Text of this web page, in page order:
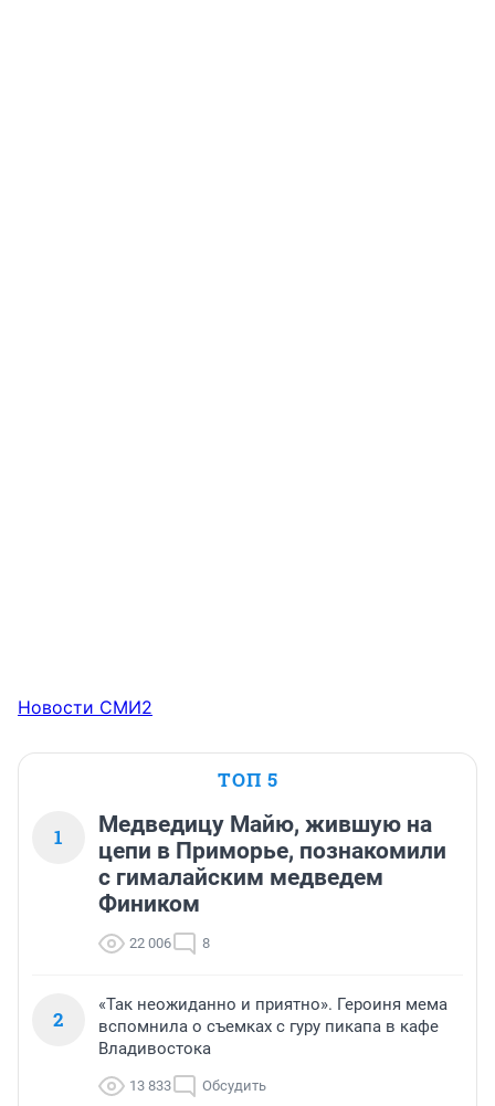
Новости СМИ2
ТОП 5
1
Медведицу Майю, жившую на
цепи в Приморье, познакомили
с гималайским медведем
Фиником
22 006 8
2
«Так неожиданно и приятно». Героиня мема
вспомнила о съемках с гуру пикапа в кафе
Владивостока
13 833 Обсудить